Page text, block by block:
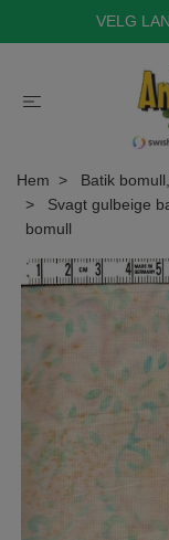
VELG
Hem
Batik
Svagt gulbeige
bomull